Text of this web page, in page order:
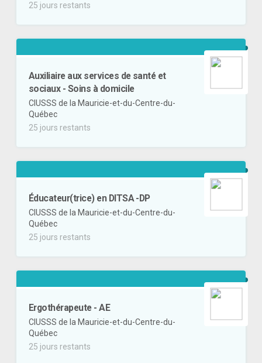
25 jours restants
Auxiliaire aux services de santé et
sociaux - Soins à domicile
CIUSSS de la Mauricie-et-du-Centre-du-
Québec
25 jours restants
Éducateur(trice) en DITSA -DP
CIUSSS de la Mauricie-et-du-Centre-du-
Québec
25 jours restants
Ergothérapeute - AE
CIUSSS de la Mauricie-et-du-Centre-du-
Québec
25 jours restants